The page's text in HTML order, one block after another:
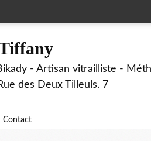
- Artisan vitrailliste -
des Deux Tilleuls. 7
Contact